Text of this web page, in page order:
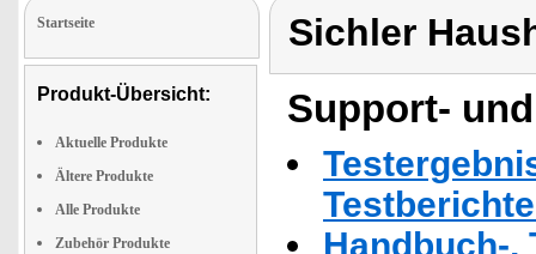
Startseite
Produkt-Übersicht:
Aktuelle Produkte
Ältere Produkte
Alle Produkte
Zubehör Produkte
Sichler
Support-
Handbuch-,